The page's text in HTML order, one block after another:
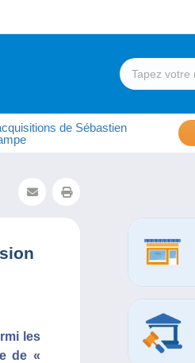
de Sébastien
les
de «